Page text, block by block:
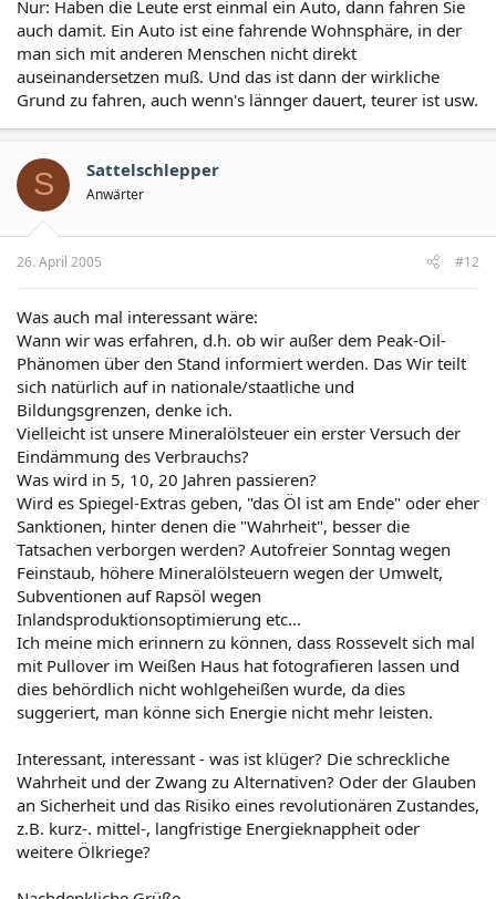
Nur: Haben die Leute erst einmal ein Auto, dann fahren Sie
auch damit. Ein Auto ist eine fahrende Wohnsphäre, in der
man sich mit anderen Menschen nicht direkt
auseinandersetzen muß. Und das ist dann der wirkliche
Grund zu fahren, auch wenn's lännger dauert, teurer ist usw.
S Sattelschlepper
Anwärter
26. April 2005 #12
Was auch mal interessant wäre:
Wann wir was erfahren, d.h. ob wir außer dem Peak-Oil-
Phänomen über den Stand informiert werden. Das Wir teilt
sich natürlich auf in nationale/staatliche und
Bildungsgrenzen, denke ich.
Vielleicht ist unsere Mineralölsteuer ein erster Versuch der
Eindämmung des Verbrauchs?
Was wird in 5, 10, 20 Jahren passieren?
Wird es Spiegel-Extras geben, "das Öl ist am Ende" oder eher
Sanktionen, hinter denen die "Wahrheit", besser die
Tatsachen verborgen werden? Autofreier Sonntag wegen
Feinstaub, höhere Mineralölsteuern wegen der Umwelt,
Subventionen auf Rapsöl wegen
Inlandsproduktionsoptimierung etc...
Ich meine mich erinnern zu können, dass Rossevelt sich mal
mit Pullover im Weißen Haus hat fotografieren lassen und
dies behördlich nicht wohlgeheißen wurde, da dies
suggeriert, man könne sich Energie nicht mehr leisten.
Interessant, interessant - was ist klüger? Die schreckliche
Wahrheit und der Zwang zu Alternativen? Oder der Glauben
an Sicherheit und das Risiko eines revolutionären Zustandes,
z.B. kurz-. mittel-, langfristige Energieknappheit oder
weitere Ölkriege?